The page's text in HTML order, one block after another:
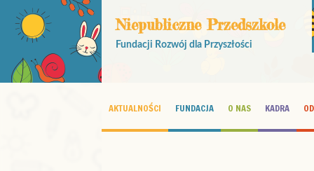
Niepubliczne Przedszkole
Fundacji Rozwój dla Przyszłości
AKTUALNOŚCI FUNDACJA O NAS KADRA